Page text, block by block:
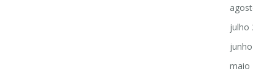
julho
maio